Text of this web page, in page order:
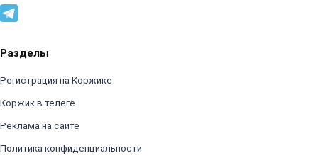
Разделы
Регистрация на Коржике
Коржик в телеге
Реклама на сайте
Политика конфиденциальности